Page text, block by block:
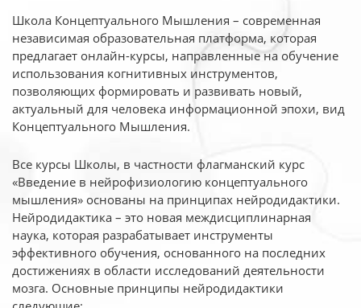
Школа Концептуального Мышления – современная
независимая образовательная платформа, которая
предлагает онлайн-курсы, направленные на обучение
использования когнитивных инструментов,
позволяющих формировать и развивать новый,
актуальный для человека информационной эпохи, вид
Концептуального Мышления.
Все курсы Школы, в частности флагманский курс
«Введение в нейрофизиологию концептуального
мышления» основаны на принципах нейродидактики.
Нейродидактика – это новая междисциплинарная
наука, которая разрабатывает инструменты
эффективного обучения, основанного на последних
достижениях в области исследований деятельности
мозга. Основные принципы нейродидактики